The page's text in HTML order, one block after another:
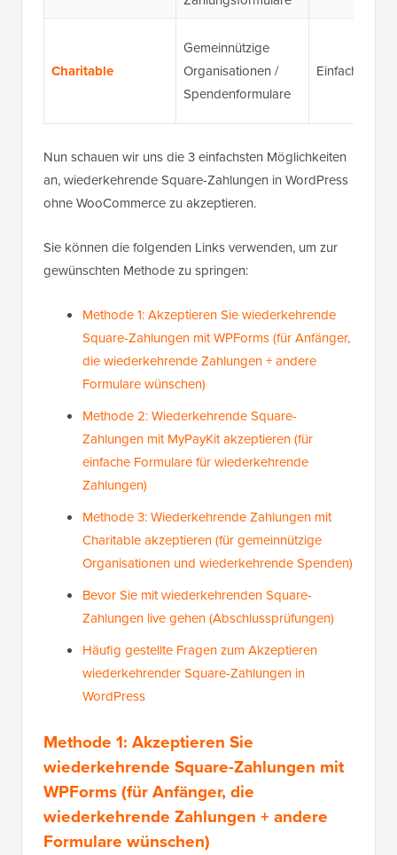
Charitable
Gemeinnützige
Organisationen /
Spendenformulare
Einfach
Nun schauen wir uns die 3 einfachsten Möglichkeiten
an, wiederkehrende Square-Zahlungen in WordPress
ohne WooCommerce zu akzeptieren.
Sie können die folgenden Links verwenden, um zur
gewünschten Methode zu springen:
Methode 1: Akzeptieren Sie wiederkehrende
Square-Zahlungen mit WPForms (für Anfänger,
die wiederkehrende Zahlungen + andere
Formulare wünschen)
Methode 2: Wiederkehrende Square-
Zahlungen mit MyPayKit akzeptieren (für
einfache Formulare für wiederkehrende
Zahlungen)
Methode 3: Wiederkehrende Zahlungen mit
Charitable akzeptieren (für gemeinnützige
Organisationen und wiederkehrende Spenden)
Bevor Sie mit wiederkehrenden Square-
Zahlungen live gehen (Abschlussprüfungen)
Häufig gestellte Fragen zum Akzeptieren
wiederkehrender Square-Zahlungen in
WordPress
Methode 1: Akzeptieren Sie
wiederkehrende Square-Zahlungen mit
WPForms (für Anfänger, die
wiederkehrende Zahlungen + andere
Formulare wünschen)